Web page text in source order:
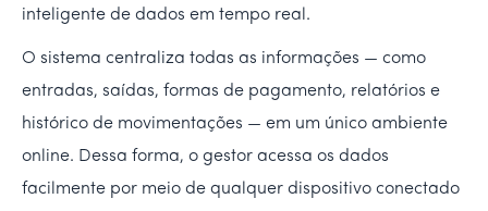
inteligente de dados em tempo real.
O sistema centraliza todas as informações — como
entradas, saídas, formas de pagamento, relatórios e
histórico de movimentações — em um único ambiente
online. Dessa forma, o gestor acessa os dados
facilmente por meio de qualquer dispositivo conectado